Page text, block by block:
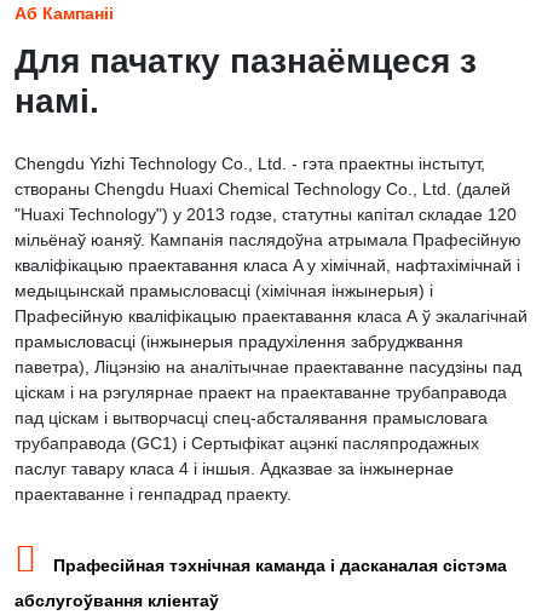
Аб Кампаніі
Для пачатку пазнаёмцеся з
намі.
Chengdu Yizhi Technology Co., Ltd. - гэта праектны інстытут,
створаны Chengdu Huaxi Chemical Technology Co., Ltd. (далей
"Huaxi Technology") у 2013 годзе, статутны капітал складае 120
мільёнаў юаняў. Кампанія паслядоўна атрымала Прафесійную
кваліфікацыю праектавання класа A у хімічнай, нафтахімічнай і
медыцынскай прамысловасці (хімічная інжынерыя) і
Прафесійную кваліфікацыю праектавання класа А ў экалагічнай
прамысловасці (інжынерыя прадухілення забруджвання
паветра), Ліцэнзію на аналітычнае праектаванне пасудзіны пад
ціскам і на рэгулярнае праект на праектаванне трубаправода
пад ціскам і вытворчасці спец-абсталявання прамысловага
трубаправода (GC1) і Сертыфікат ацэнкі пасляпродажных
паслуг тавару класа 4 і іншыя. Адказвае за інжынернае
праектаванне і генпадрад праекту.

Прафесійная тэхнічная каманда і дасканалая сістэма
абслугоўвання кліентаў